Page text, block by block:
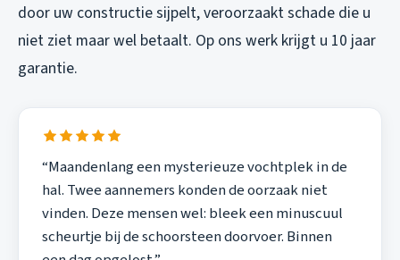
door uw constructie sijpelt, veroorzaakt schade die u
niet ziet maar wel betaalt. Op ons werk krijgt u 10 jaar
garantie.
“Maandenlang een mysterieuze vochtplek in de
hal. Twee aannemers konden de oorzaak niet
vinden. Deze mensen wel: bleek een minuscuul
scheurtje bij de schoorsteen doorvoer. Binnen